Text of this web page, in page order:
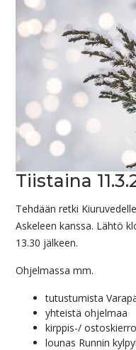
Tiistaina
Tehdään retki
Askeleen kanssa. Lähtö
13.30 jälkeen.
Ohjelmassa mm.
tutustumista
yhteistä ohjelmaa
kirppis-/
lounas Runnin